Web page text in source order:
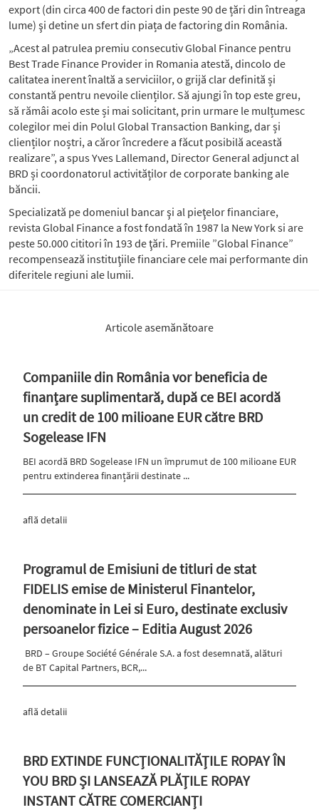
export (din circa 400 de factori din peste 90 de țări din întreaga
lume) şi detine un sfert din piața de factoring din România.
„Acest al patrulea premiu consecutiv Global Finance pentru
Best Trade Finance Provider in Romania atestă, dincolo de
calitatea inerent înaltă a serviciilor, o grijă clar definită și
constantă pentru nevoile clienților. Să ajungi în top este greu,
să rămâi acolo este și mai solicitant, prin urmare le mulțumesc
colegilor mei din Polul Global Transaction Banking, dar și
clienților noștri, a căror încredere a făcut posibilă această
realizare”, a spus Yves Lallemand, Director General adjunct al
BRD și coordonatorul activităților de corporate banking ale
băncii.
Specializată pe domeniul bancar şi al pieţelor financiare,
revista Global Finance a fost fondată în 1987 la New York si are
peste 50.000 cititori în 193 de ţări. Premiile ”Global Finance”
recompensează instituţiile financiare cele mai performante din
diferitele regiuni ale lumii.
Articole asemănătoare
Companiile din România vor beneficia de
finanțare suplimentară, după ce BEI acordă
un credit de 100 milioane EUR către BRD
Sogelease IFN
BEI acordă BRD Sogelease IFN un împrumut de 100 milioane EUR
pentru extinderea finanțării destinate ...
află detalii
Programul de Emisiuni de titluri de stat
FIDELIS emise de Ministerul Finantelor,
denominate in Lei si Euro, destinate exclusiv
persoanelor fizice – Editia August 2026
BRD – Groupe Société Générale S.A. a fost desemnată, alături
de BT Capital Partners, BCR,...
află detalii
BRD EXTINDE FUNCȚIONALITĂȚILE ROPAY ÎN
YOU BRD ȘI LANSEAZĂ PLĂȚILE ROPAY
INSTANT CĂTRE COMERCIANȚI